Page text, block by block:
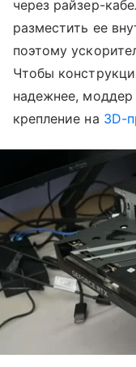
через райзер-
разместить ее
поэтому
Чтобы
надежнее, моддер
крепление на 3D-